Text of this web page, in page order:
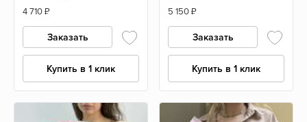
4 710₽
Заказать
Купить в 1 клик
эустомой
5 150₽
Заказать
Купить в 1 клик